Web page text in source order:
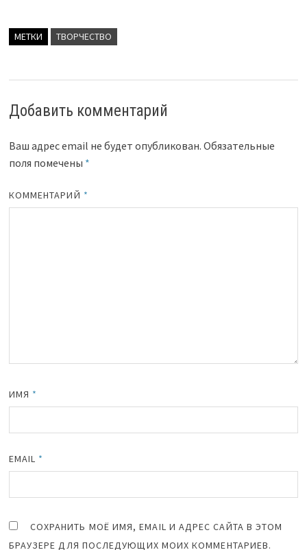
МЕТКИ ТВОРЧЕСТВО
Добавить комментарий
Ваш адрес email не будет опубликован. Обязательные
поля помечены *
КОММЕНТАРИЙ *
ИМЯ *
EMAIL *
СОХРАНИТЬ МОЁ ИМЯ, EMAIL И АДРЕС САЙТА В ЭТОМ
БРАУЗЕРЕ ДЛЯ ПОСЛЕДУЮЩИХ МОИХ КОММЕНТАРИЕВ.